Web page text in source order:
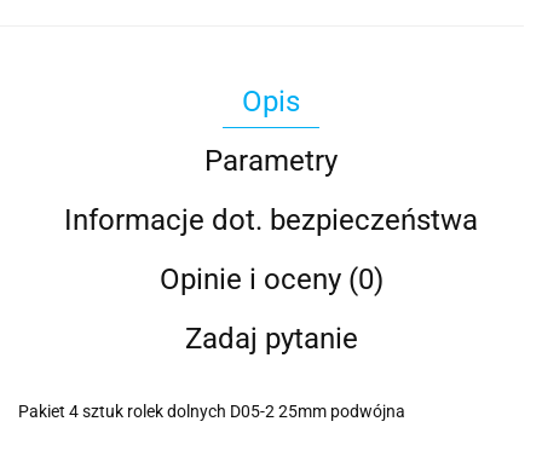
Opis
Parametry
Informacje dot. bezpieczeństwa
Opinie i oceny (0)
Zadaj pytanie
Pakiet 4 sztuk rolek dolnych D05-2 25mm podwójna